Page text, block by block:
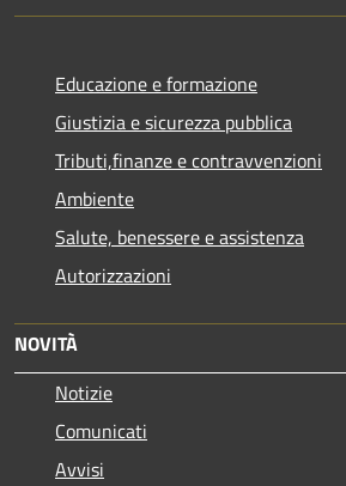
Educazione e formazione
Giustizia e sicurezza pubblica
Tributi,finanze e contravvenzioni
Ambiente
Salute, benessere e assistenza
Autorizzazioni
NOVITÀ
Notizie
Comunicati
Avvisi